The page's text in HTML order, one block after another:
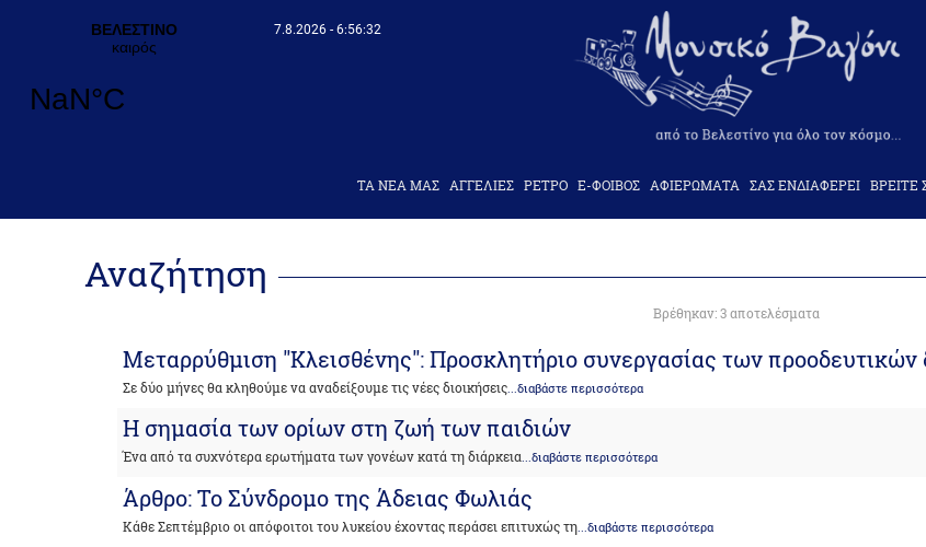
7.8.2026 - 6:56:32
ΤΑ ΝΕΑ ΜΑΣ AΓΓΕΛΙΕΣ ΡΕΤΡΟ Ε-ΦΟΙΒΟΣ ΑΦΙΕΡΩΜΑΤΑ ΣΑΣ ΕΝΔΙΑΦΕΡΕΙ ΒΡΕΙΤΕ
Αναζήτηση
Βρέθηκαν: 3 αποτελέσματα
Μεταρρύθμιση "Κλεισθένης": Προσκλητήριο συνεργασίας των
Σε δύο μήνες θα κληθούμε να αναδείξουμε τις νέες διοικήσεις...διαβάστε περισσότερα
Η σημασία των ορίων στη ζωή των παιδιών
Ένα από τα συχνότερα ερωτήματα των γονέων κατά τη διάρκεια...διαβάστε περισσότερα
Άρθρο: Το Σύνδρομο της Άδειας Φωλιάς
Κάθε Σεπτέμβριο οι απόφοιτοι του λυκείου έχοντας περάσει επιτυχώς τη ...διαβάστε περισσότερα